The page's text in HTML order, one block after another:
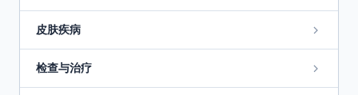
皮肤疾病
检查与治疗